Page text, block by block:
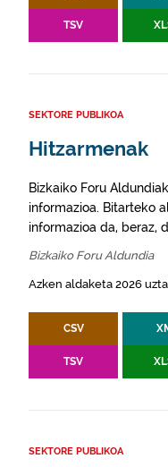
TSV
SEKTORE PUBLIKOA
Hitzarmenak
Bizkaiko Foru
informazioa. Bitarteko
informazioa da, beraz,
Bizkaiko Foru Aldundia
Azken aldaketa 2026
CSV
TSV
SEKTORE PUBLIKOA